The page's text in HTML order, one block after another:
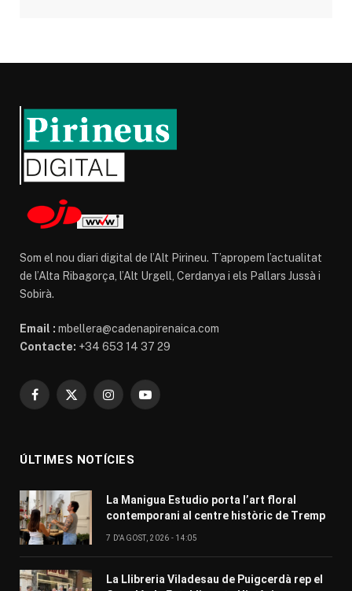
Som el nou diari digital de l’Alt Pirineu. T’apropem l’actualitat
de l’Alta Ribagorça, l’Alt Urgell, Cerdanya i els Pallars Jussà i
Sobirà.
Email : mbellera@cadenapirenaica.com
Contacte: +34 653 14 37 29
Facebook
X
InstagramYouTube
ÚLTIMES NOTÍCIES
La Manigua Estudio porta l’art floral
contemporani al centre històric de Tremp
7 D'AGOST, 2026 - 14:05
La Llibreria Viladesau de Puigcerdà rep el